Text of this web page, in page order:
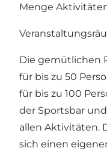
Menge
Die gemütlichen
für bis zu 50
für bis zu 100
der Sportsbar
allen Aktivitäten.
sich einen